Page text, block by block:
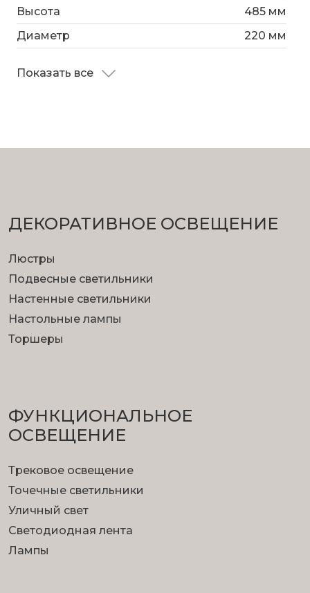
Высота
485 мм
Диаметр
220 мм
Показать все
ДЕКОРАТИВНОЕ ОСВЕЩЕНИЕ
Люстры
Подвесные светильники
Настенные светильники
Настольные лампы
Торшеры
ФУНКЦИОНА­ЛЬНОЕ
ОСВЕЩЕНИЕ
Трековое освещение
Точечные светильники
Уличный свет
Светодиодная лента
Лампы